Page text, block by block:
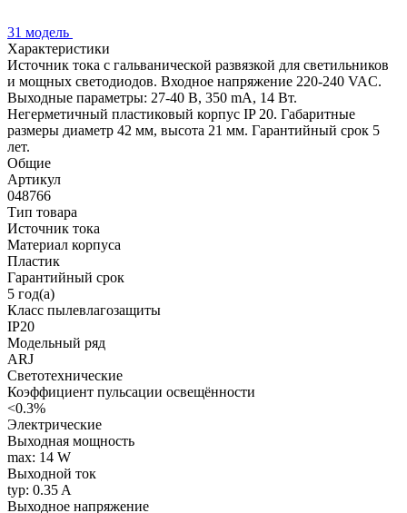
31 модель
Характеристики
Источник тока с гальванической развязкой для светильников
и мощных светодиодов. Входное напряжение 220-240 VAC.
Выходные параметры: 27-40 В, 350 mА, 14 Вт.
Негерметичный пластиковый корпус IP 20. Габаритные
размеры диаметр 42 мм, высота 21 мм. Гарантийный срок 5
лет.
Общие
Артикул
048766
Тип товара
Источник тока
Материал корпуса
Пластик
Гарантийный срок
5 год(а)
Класс пылевлагозащиты
IP20
Модельный ряд
ARJ
Светотехнические
Коэффициент пульсации освещённости
<0.3%
Электрические
Выходная мощность
max: 14 W
Выходной ток
typ: 0.35 A
Выходное напряжение